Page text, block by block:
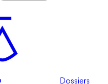
Dossiers